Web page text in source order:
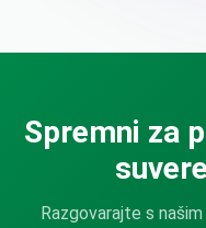
Spremni za
Razgovarajte s